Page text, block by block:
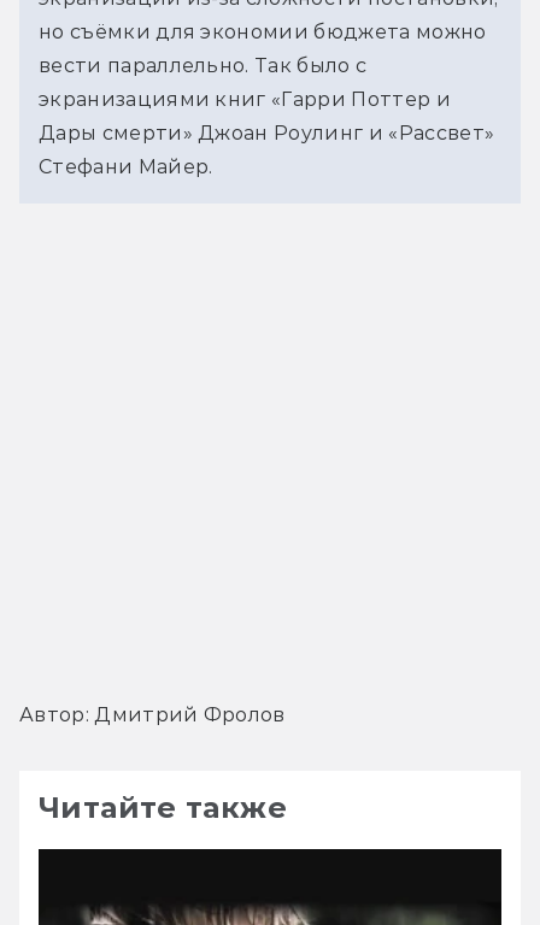
но съёмки для экономии бюджета можно
вести параллельно. Так было с
экранизациями книг «Гарри Поттер и
Дары смерти» Джоан Роулинг и «Рассвет»
Стефани Майер.
Автор: Дмитрий Фролов
Читайте также